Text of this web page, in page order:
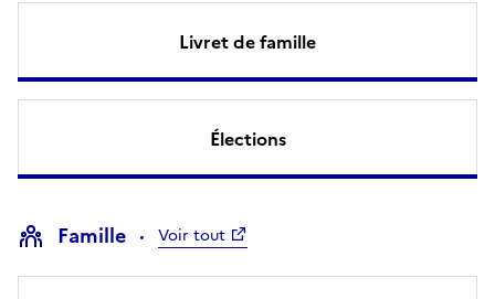
Livret de famille
Élections
Famille Voir tout